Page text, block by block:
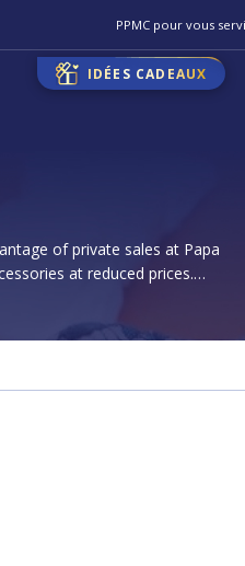
PPMC pour vous
IDÉES CADEAUX
of private sales at Papa
at reduced prices.
for every taste, and each piece
look or a special occasion.